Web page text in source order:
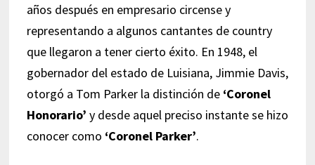
años después en empresario circense y
representando a algunos cantantes de country
que llegaron a tener cierto éxito. En 1948, el
gobernador del estado de Luisiana, Jimmie Davis,
otorgó a Tom Parker la distinción de ‘Coronel
Honorario’ y desde aquel preciso instante se hizo
conocer como ‘Coronel Parker’.